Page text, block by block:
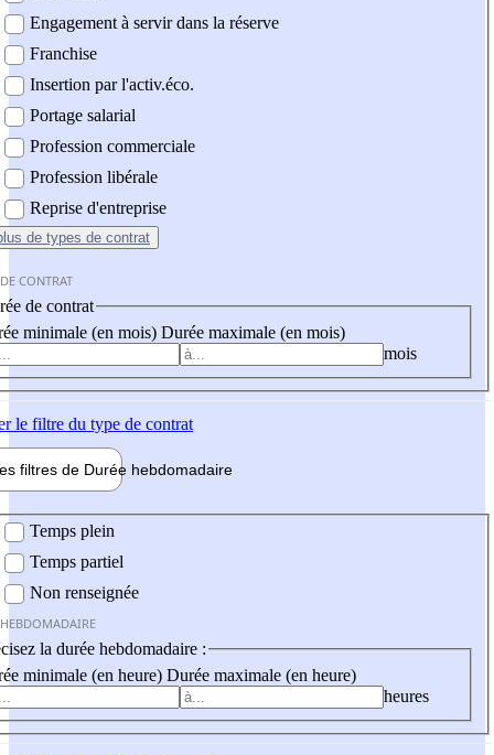
Engagement à servir dans la réserve
Franchise
Insertion par l'activ.éco.
Portage salarial
Profession commerciale
Profession libérale
Reprise d'entreprise
de types de contrat
CONTRAT
de contrat
minimale (en mois) Durée maximale (en mois)
mois
le filtre du type de contrat
filtres de Durée hebdomadaire
Temps plein
Temps partiel
Non renseignée
la durée hebdomadaire :
minimale (en heure) Durée maximale (en heure)
heures